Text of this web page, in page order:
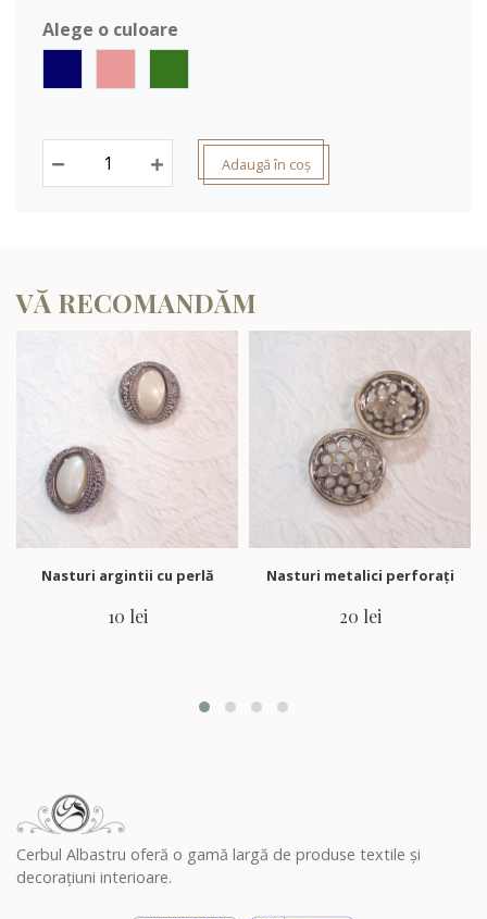
Alege o culoare
Adaugă în coș
VĂ RECOMANDĂM
Nasturi argintii cu perlă Nasturi metalici perforați
Cerbul Albastru oferă o gamă largă de produse textile și
decorațiuni interioare.